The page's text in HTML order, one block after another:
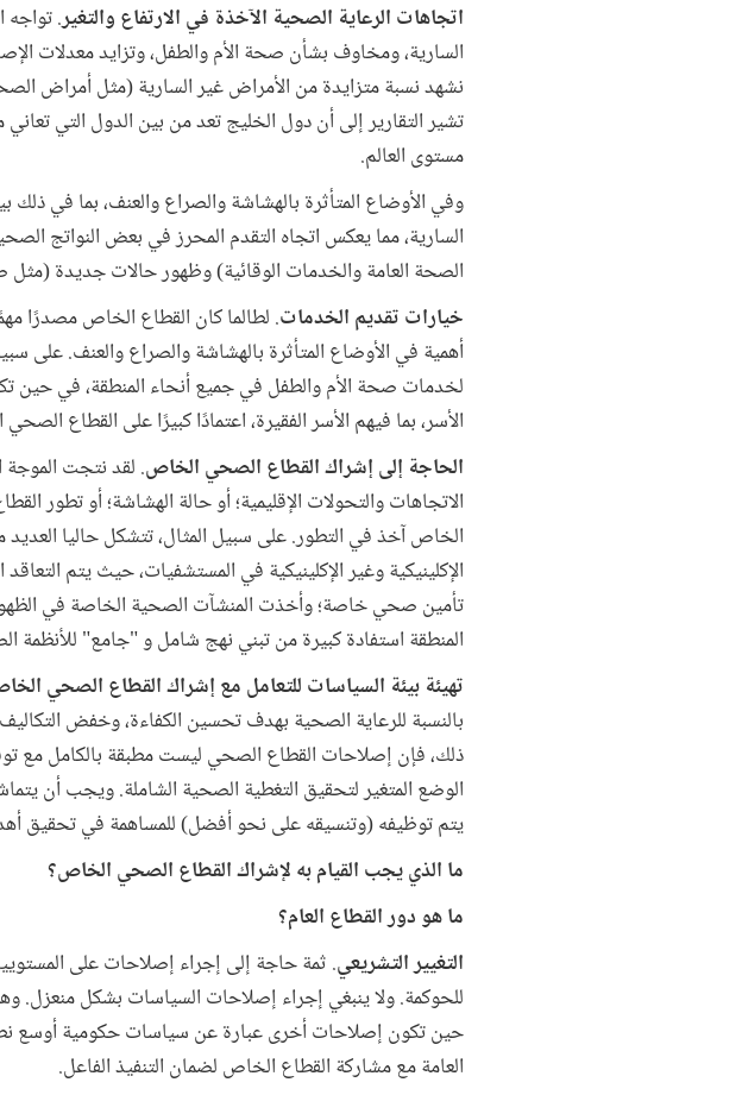
اتجاهات الرعاية الصحية الآخذة في الارتفاع والتغير. تواجه
السارية، ومخاوف بشأن صحة الأم والطفل، وتزايد معدلات
نشهد نسبة متزايدة من الأمراض غير السارية (مثل أمراض
تشير التقارير إلى أن دول الخليج تعد من بين الدول التي
مستوى العالم.
وفي الأوضاع المتأثرة بالهشاشة والصراع والعنف، بما في
السارية، مما يعكس اتجاه التقدم المحرز في بعض النواتج
الصحة العامة والخدمات الوقائية) وظهور حالات جديدة (مثل
خيارات تقديم الخدمات. لطالما كان القطاع الخاص مصدرًا
أهمية في الأوضاع المتأثرة بالهشاشة والصراع والعنف. على
لخدمات صحة الأم والطفل في جميع أنحاء المنطقة، في حين
الأسر، بما فيهم الأسر الفقيرة، اعتمادًا كبيرًا على القطاع
الحاجة إلى إشراك القطاع الصحي الخاص. لقد نتجت الموجة
الاتجاهات والتحولات الإقليمية؛ أو حالة الهشاشة؛ أو تطور
الخاص آخذ في التطور. على سبيل المثال، تتشكل حاليا
الإكلينيكية وغير الإكلينيكية في المستشفيات، حيث يتم
تأمين صحي خاصة؛ وأخذت المنشآت الصحية الخاصة في
المنطقة استفادة كبيرة من تبني نهج شامل و "جامع" للأنظمة
تهيئة بيئة السياسات للتعامل مع إشراك القطاع الصحي
بالنسبة للرعاية الصحية بهدف تحسين الكفاءة، وخفض
ذلك، فإن إصلاحات القطاع الصحي ليست مطبقة بالكامل مع
الوضع المتغير لتحقيق التغطية الصحية الشاملة. ويجب أن
يتم توظيفه (وتنسيقه على نحو أفضل) للمساهمة في تحقيق
ما الذي يجب القيام به لإشراك القطاع الصحي الخاص؟
ما هو دور القطاع العام؟
التغيير التشريعي. ثمة حاجة إلى إجراء إصلاحات على
للحوكمة. ولا ينبغي إجراء إصلاحات السياسات بشكل
حين تكون إصلاحات أخرى عبارة عن سياسات حكومية أوسع
العامة مع مشاركة القطاع الخاص لضمان التنفيذ الفاعل.